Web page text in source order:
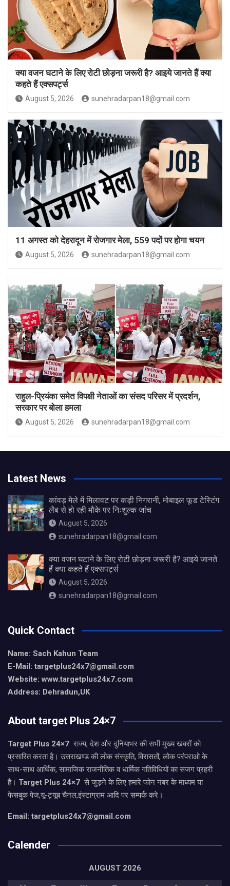
क्या वजन घटाने के लिए रोटी छोड़ना जरूरी है? आइये जानते हैं क्या
कहते हैं एक्सपर्ट्स
August 5, 2026 sunehradarpan18@gmail.com
11 अगस्त को देहरादून में रोजगार मेला, 559 पदों पर होगा चयन
August 5, 2026 sunehradarpan18@gmail.com
राहुल-प्रियंका समेत विपक्षी नेताओं का संसद परिसर में प्रदर्शन,
सरकार पर बोला हमला
August 5, 2026 sunehradarpan18@gmail.com
Latest News
कांवड़ मेले में मिलावट पर कड़ी निगरानी, मोबाइल फूड टेस्टिंग
लैब से हो रही मौके पर निःशुल्क जांच
August 5, 2026
sunehradarpan18@gmail.com
क्या वजन घटाने के लिए रोटी छोड़ना जरूरी है? आइये जानते
हैं क्या कहते हैं एक्सपर्ट्स
August 5, 2026
sunehradarpan18@gmail.com
Quick Contact
Name: Sach Kahun Team
E-Mail: targetplus24x7@gmail.com
Website: www.targetplus24x7.com
Address: Dehradun,UK
About target Plus 24×7
Target Plus 24×7 राज्य, देश और दुनियाभर की सभी मुख्य खबरों को
प्रसारित करता है। उत्तराखण्ड की लोक संस्कृति, विरासतों, लोक परंपराओ के
साथ-साथ आर्थिक, सामाजिक राजनीतिक व धार्मिक गतिविधियों का सजग प्रहरी
है। Target Plus 24×7 से जुड़ने के लिए हमारे फोन नंबर के माध्यम या
फेसबुक पेज,यू-ट्यूब चैनल,इंस्टाग्राम आदि पर सम्पर्क करे।
Email: targetplus24x7@gmail.com
Calender
AUGUST 2026